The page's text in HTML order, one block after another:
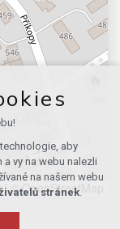
| © OpenStreetMap
aby
vy na webu nalezli
na našem webu
stránek.